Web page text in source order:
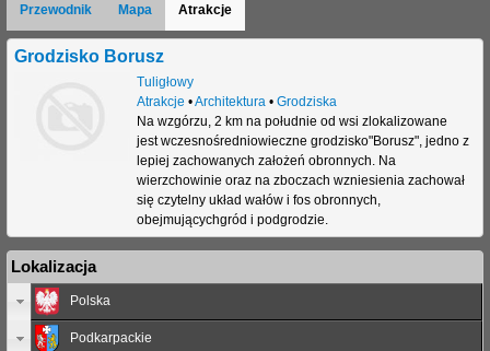
s
t
a
j
Przewodnik Mapa Atrakcje
Grodzisko Borusz
Tuligłowy
Atrakcje •Architektura • Grodziska
Na wzgórzu, 2 km na południe od wsi zlokalizowane
jest wczesnośredniowieczne grodzisko"Borusz", jedno z
lepiej zachowanych założeń obronnych. Na
wierzchowinie oraz na zboczach wzniesienia zachował
się czytelny układ wałów i fos obronnych,
obejmującychgród i podgrodzie.
Lokalizacja
Polska
Podkarpackie